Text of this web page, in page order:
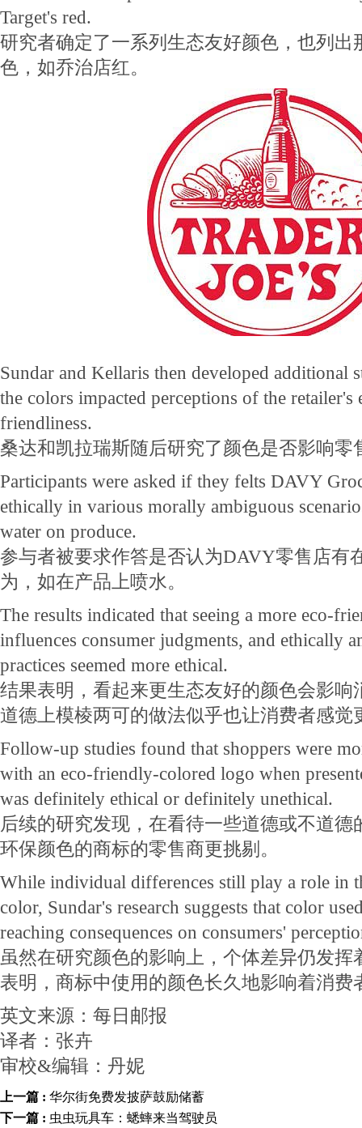
Target's red.
研究者确定了一系列生态友好颜色，也列出
色，如乔治店红。
Sundar and Kellaris then developed additional
the colors impacted perceptions of the retailer's
friendliness.
桑达和凯拉瑞斯随后研究了颜色是否影响零
Participants were asked if they felts DAVY
ethically in various morally ambiguous
water on produce.
参与者被要求作答是否认为DAVY零售店有
为，如在产品上喷水。
The results indicated that seeing a more eco-
influences consumer judgments, and ethically
practices seemed more ethical.
结果表明，看起来更生态友好的颜色会影响
道德上模棱两可的做法似乎也让消费者感觉
Follow-up studies found that shoppers were
with an eco-friendly-colored logo when
was definitely ethical or definitely unethical.
后续的研究发现，在看待一些道德或不道德
环保颜色的商标的零售商更挑剔。
While individual differences still play a role in
color, Sundar's research suggests that color
reaching consequences on consumers'
虽然在研究颜色的影响上，个体差异仍发挥
表明，商标中使用的颜色长久地影响着消费
英文来源：每日邮报
译者：张卉
审校&编辑：丹妮
上一篇 : 华尔街免费发披萨鼓励储蓄
下一篇 : 虫虫玩具车：蟋蟀来当驾驶员